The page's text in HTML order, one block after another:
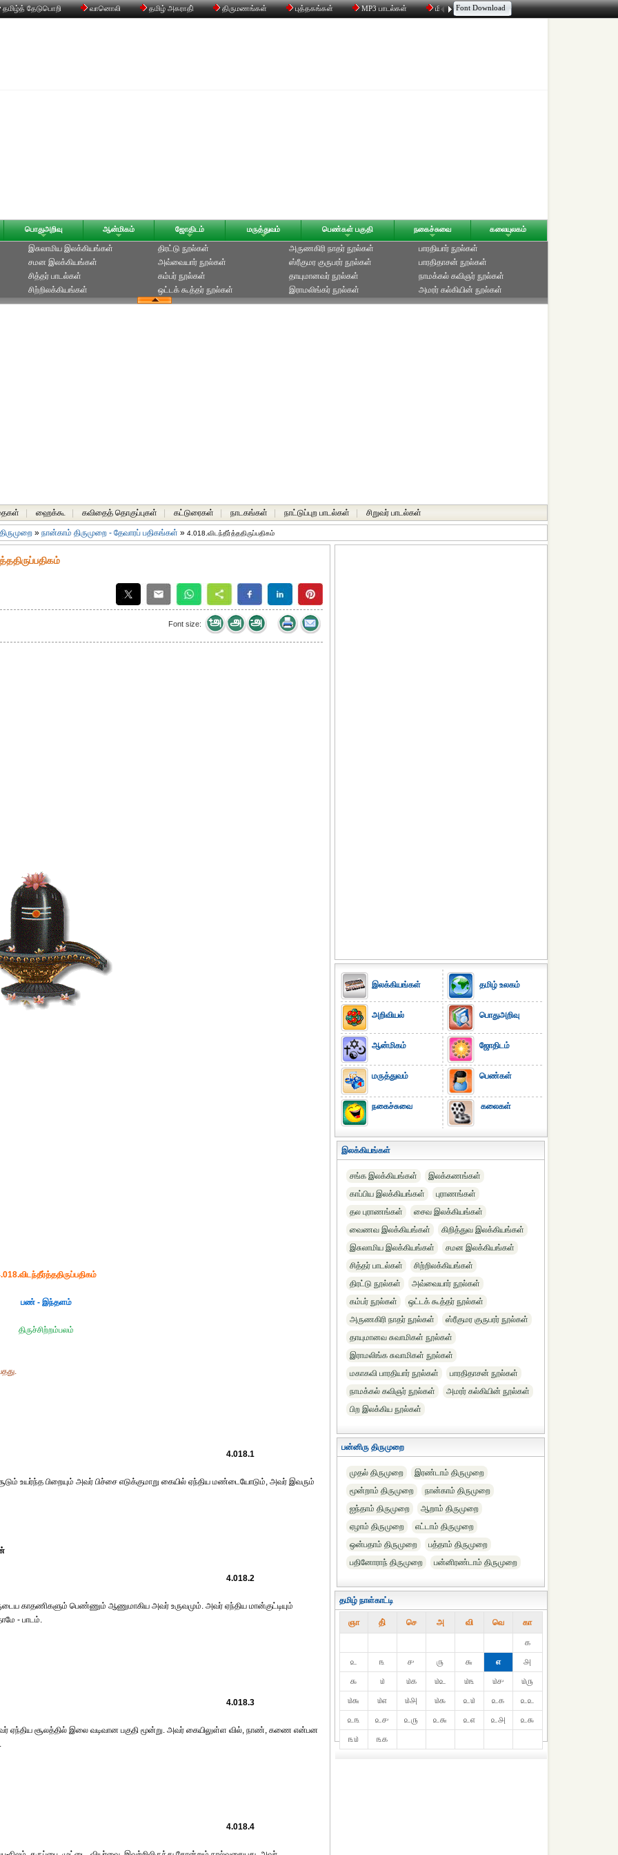
தமிழ்த் தேடுபொறி வானொலி தமிழ் அகராதி் திருமணங்கள் புத்தகங்கள் MP3 பாடல்கள் மின்னஞ்சல் திரட்டி உரையாடல்
Font Download
பொதுஅறிவு ஆன்மிகம் ஜோதிடம் மருத்துவம் பெண்கள் பகுதி நகைச்சுவை கலையுலகம்
இசுலாமிய இலக்கியங்கள்
சமன இலக்கியங்கள்
சித்தர் பாடல்கள்
சிற்றிலக்கியங்கள்
திரட்டு நூல்கள்
அவ்வையார் நூல்கள்
கம்பர் நூல்கள்
ஒட்டக் கூத்தர் நூல்கள்
அருணகிரி நாதர் நூல்கள்
ஸ்ரீகுமர குருபரர் நூல்கள்
தாயுமானவர் நூல்கள்
இராமலிங்கர் நூல்கள்
பாரதியார் நூல்கள்
பாரதிதாசன் நூல்கள்
நாமக்கல் கவிஞர் நூல்கள்
அமரர் கல்கியின் நூல்கள்
ஹைக்கூ கவிதைத் தொகுப்புகள் கட்டுரைகள் நாடகங்கள் நாட்டுப்புற பாடல்கள் சிறுவர் பாடல்கள்
» நான்காம் திருமுறை - தேவாரப் பதிகங்கள் » 4.018.விடந்தீர்த்ததிருப்பதிகம்
Font size:
பண் - இந்தளம்
திருச்சிற்றம்பலம்
4.018.1
உயர்ந்த பிறையும் அவர் பிச்சை எடுக்குமாறு கையில் ஏந்திய மண்டையோடும், அவர் இவரும்
4.018.2
காதணிகளும் பெண்ணும் ஆணுமாகிய அவர் உருவமும். அவர் ஏந்திய மான்குட்டியும்
- பாடம்.
4.018.3
சூலத்தில் இலை வடிவான பகுதி மூன்று. அவர் கையிலுள்ள வில், நாண், கணை என்பன
4.018.4
இலக்கியங்கள்
அறிவியல்
ஆன்மிகம்
மருத்துவம்
நகைச்சுவை
தமிழ் உலகம்
பொதுஅறிவு
ஜோதிடம்
பெண்கள்
கலைகள்
இலக்கியங்கள்
சங்க இலக்கியங்கள்
இலக்கணங்கள்
காப்பிய இலக்கியங்கள்
புராணங்கள்
தல புராணங்கள்
சைவ இலக்கியங்கள்
வைணவ இலக்கியங்கள்
கிறித்துவ இலக்கியங்கள்
இசுலாமிய இலக்கியங்கள்
சமன இலக்கியங்கள்
சித்தர் பாடல்கள்
சிற்றிலக்கியங்கள்
திரட்டு நூல்கள்
அவ்வையார் நூல்கள்
கம்பர் நூல்கள்
ஒட்டக் கூத்தர் நூல்கள்
அருணகிரி நாதர் நூல்கள்
ஸ்ரீகுமர குருபரர் நூல்கள்
தாயுமானவ சுவாமிகள் நூல்கள்
இராமலிங்க சுவாமிகள் நூல்கள்
மகாகவி பாரதியார் நூல்கள்
பாரதிதாசன் நூல்கள்
நாமக்கல் கவிஞர் நூல்கள்
அமரர் கல்கியின் நூல்கள்
பிற இலக்கிய நூல்கள்
பன்னிரு திருமுறை
முதல் திருமுறை
இரண்டாம் திருமுறை
மூன்றாம் திருமுறை
நான்காம் திருமுறை
ஐந்தாம் திருமுறை
ஆறாம் திருமுறை
ஏழாம் திருமுறை
எட்டாம் திருமுறை
ஒன்பதாம் திருமுறை
பத்தாம் திருமுறை
பதினோராந் திருமுறை
பன்னிரண்டாம் திருமுறை
தமிழ் நாள்காட்டி
ஞா தி் செ அ வி வெ கா
௧
௨
௩ ௪ ௫ ௬ ௭
௮
௯
௰ ௰௧ ௰௨ ௰௩ ௰௪
௰௫
௰௬
௰௭ ௰௮ ௰௯ ௨௰ ௨௧
௨௨
௨௩
௨௪ ௨௫ ௨௬ ௨௭ ௨௮
௨௯
௩௰
௩௧